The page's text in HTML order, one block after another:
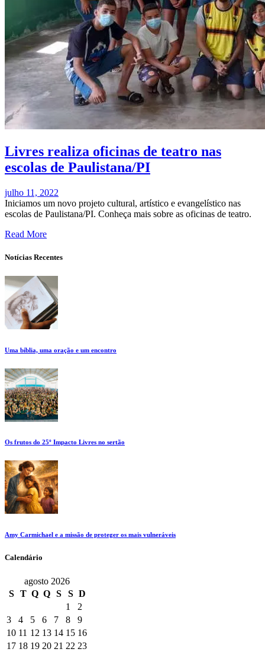
Livres realiza oficinas de teatro nas
escolas de Paulistana/PI
julho 11, 2022
Iniciamos um novo projeto cultural, artístico e evangelístico nas
escolas de Paulistana/PI. Conheça mais sobre as oficinas de teatro.
Read More
Notícias Recentes
Uma bíblia, uma oração e um encontro
Os frutos do 25º Impacto Livres no sertão
Amy Carmichael e a missão de proteger os mais vulneráveis
Calendário
agosto 2026
S
T Q Q S S D
1
2
3
4 5 6 7 8
9
10 11 12 13 14 15 16
17 18 19 20 21 22 23